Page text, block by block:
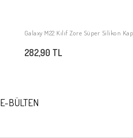
SEPETE EKLE
Galaxy M22 Kılıf Zore Süper Silikon
282,90 TL
E-BÜLTEN